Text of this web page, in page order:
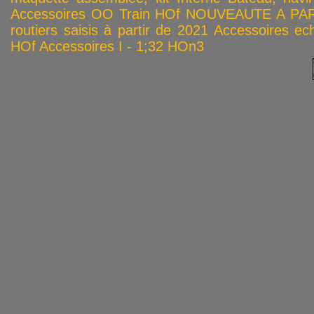
Accessoires OO Train HOf NOUVEAUTE A
routiers saisis à partir de 2021 Accessoires
HOf Accessoires I - 1;32 HOn3